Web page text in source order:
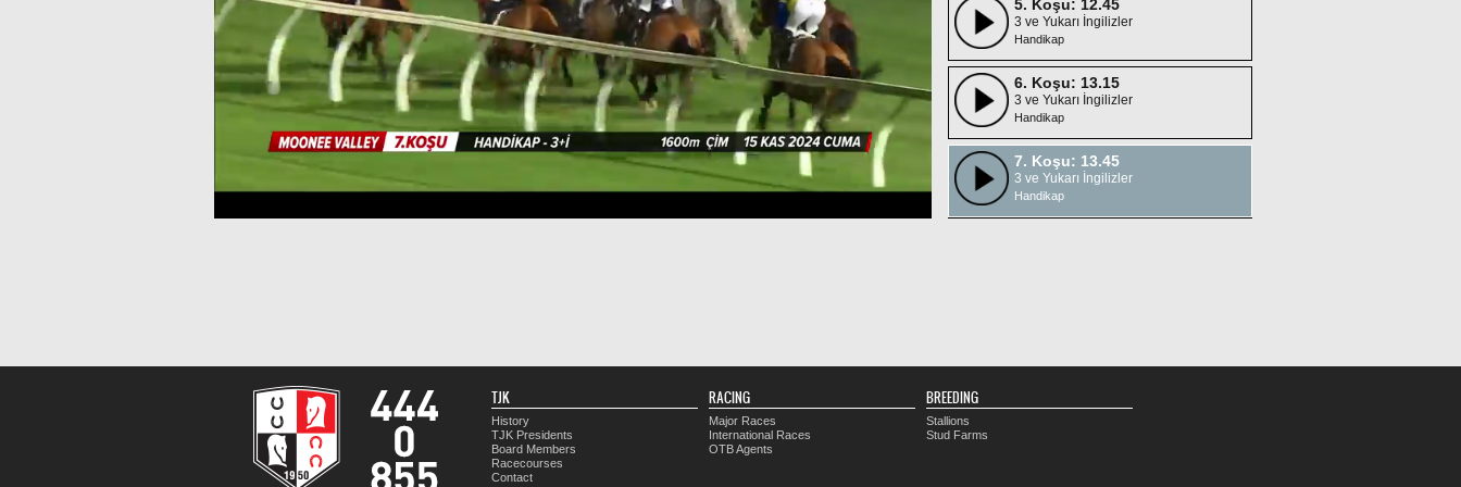
5. Koşu: 12.45
3 ve Yukarı İngilizler
Handikap
6. Koşu: 13.15
3 ve Yukarı İngilizler
Handikap
7. Koşu: 13.45
3 ve Yukarı İngilizler
Handikap
TJK
History
TJK Presidents
Board Members
Racecourses
Contact
RACING
Major Races
International Races
OTB Agents
BREEDING
Stallions
Stud Farms